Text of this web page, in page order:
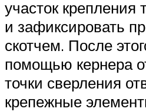
участок крепления
и зафиксировать
скотчем. После
помощью кернера
точки сверления
крепежные